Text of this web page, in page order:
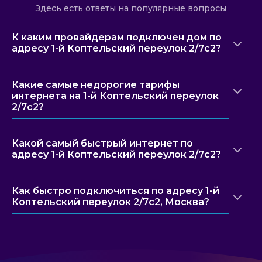
Здесь есть ответы на популярные вопросы
К каким провайдерам подключен дом по
адресу 1-й Коптельский переулок 2/7с2?
Какие самые недорогие тарифы
интернета на 1-й Коптельский переулок
2/7с2?
Какой самый быстрый интернет по
адресу 1-й Коптельский переулок 2/7с2?
Как быстро подключиться по адресу 1-й
Коптельский переулок 2/7с2, Москва?